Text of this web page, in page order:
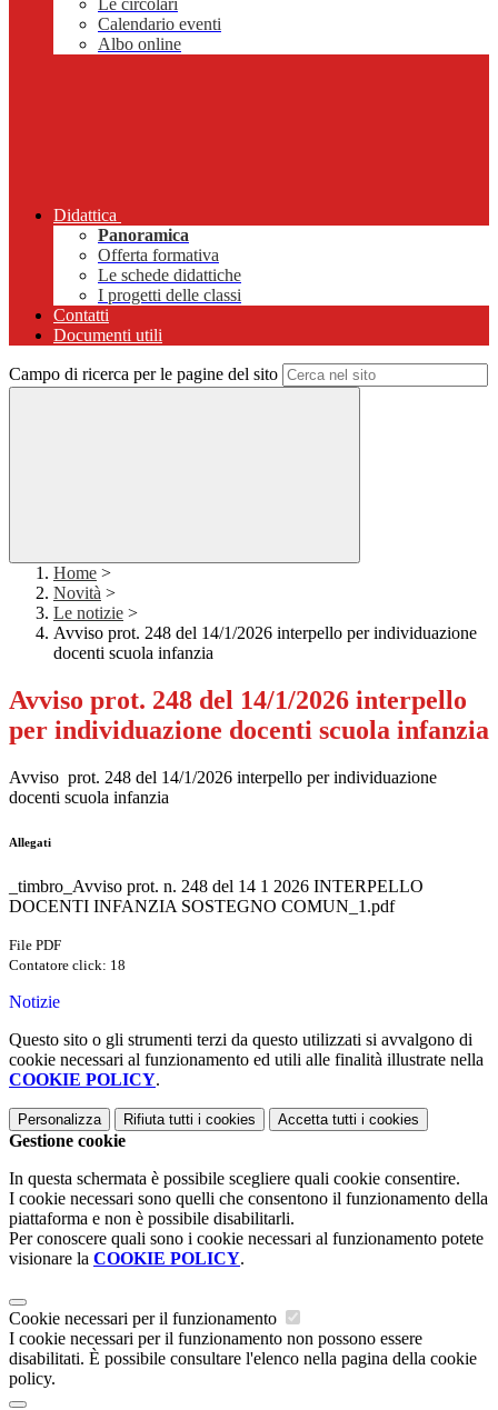
Le circolari
Calendario eventi
Albo online
Didattica
Panoramica
Offerta formativa
Le schede didattiche
I progetti delle classi
Contatti
Documenti utili
Campo di ricerca per le pagine del sito
Home >
Novità >
Le notizie >
Avviso prot. 248 del 14/1/2026 interpello per individuazione
docenti scuola infanzia
Avviso prot. 248 del 14/1/2026 interpello
per individuazione docenti scuola infanzia
Avviso prot. 248 del 14/1/2026 interpello per individuazione
docenti scuola infanzia
Allegati
_timbro_Avviso prot. n. 248 del 14 1 2026 INTERPELLO
DOCENTI INFANZIA SOSTEGNO COMUN_1.pdf
File PDF
Contatore click: 18
Notizie
Questo sito o gli strumenti terzi da questo utilizzati si avvalgono di
cookie necessari al funzionamento ed utili alle finalità illustrate nella
COOKIE POLICY.
Personalizza Rifiuta tutti i cookies Accetta tutti i cookies
Gestione cookie
In questa schermata è possibile scegliere quali cookie consentire.
I cookie necessari sono quelli che consentono il funzionamento della
piattaforma e non è possibile disabilitarli.
Per conoscere quali sono i cookie necessari al funzionamento potete
visionare la COOKIE POLICY.
Cookie necessari per il funzionamento
I cookie necessari per il funzionamento non possono essere
disabilitati. È possibile consultare l'elenco nella pagina della cookie
policy.